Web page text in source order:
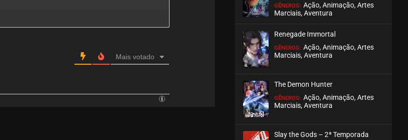
Mais votado
GÊNEROS: Ação, Animação, Artes
Marciais, Aventura
Renegade Immortal
GÊNEROS: Ação, Animação, Artes
Marciais, Aventura
The Demon Hunter
GÊNEROS: Ação, Animação, Artes
Marciais, Aventura
Slay the Gods – 2ª Temporada